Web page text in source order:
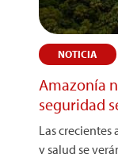
NOTICIA
Amazonía
seguridad
Las crecientes
y salud se